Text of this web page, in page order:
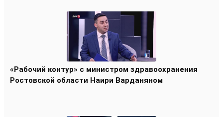
«Рабочий контур» с министром здравоохранения
Ростовской области Наири Варданяном